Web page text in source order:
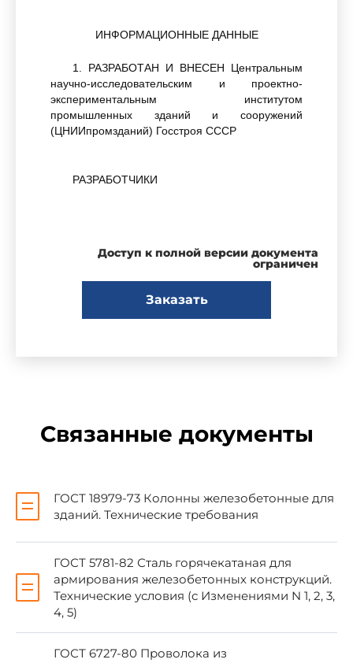
ИНФОРМАЦИОННЫЕ ДАННЫЕ
1. РАЗРАБОТАН И ВНЕСЕН Центральным
научно-исследовательским и проектно-
экспериментальным институтом
промышленных зданий и сооружений
(ЦНИИпромзданий) Госстроя СССР
РАЗРАБОТЧИКИ
наук; Э.Н.Кодыш, канд. техн. наук;
канд. техн. наук; Б.Н.Волынский;
В.Л.Морозенский, канд. техн. наук;
Н.А.Капанадзе; Л.Ф.Келешева; Б.П.Ковтунов,
2. УТВЕРЖДЕН И ВВЕДЕН В ДЕЙСТВИЕ
Постановлением Государственного
3. ВЗАМЕНГОСТ 18979-73
4. ССЫЛОЧНЫЕ НОРМАТИВНО-
ТЕХНИЧЕСКИЕ ДОКУМЕНТЫ
Доступ к полной версии документа
ограничен
Заказать
Связанные документы
ГОСТ 18979-73 Колонны железобетонные для
зданий. Технические требования
ГОСТ 5781-82 Сталь горячекатаная для
армирования железобетонных конструкций.
Технические условия (с Изменениями N 1, 2, 3,
4, 5)
ГОСТ 6727-80 Проволока из